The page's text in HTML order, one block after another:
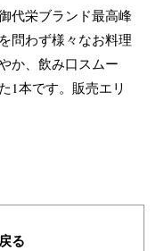
代栄ブランド最高峰
問わず様々なお料理
か、飲み口スムー
1本です。販売エリ
る